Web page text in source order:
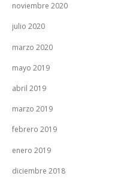
noviembre 2020
julio 2020
marzo 2020
mayo 2019
abril 2019
marzo 2019
febrero 2019
enero 2019
diciembre 2018